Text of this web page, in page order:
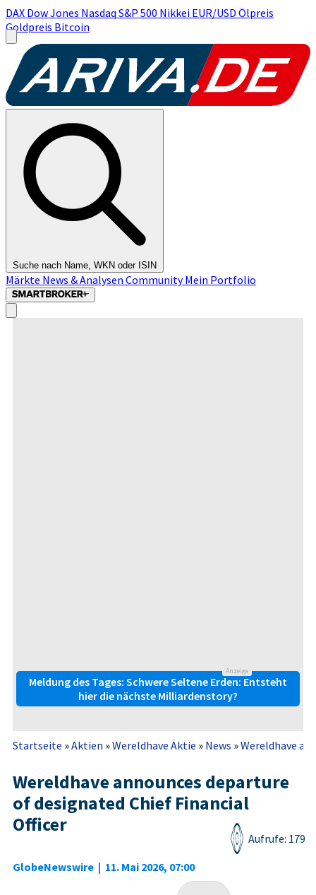
DAX Dow Jones Nasdaq S&P 500 Nikkei EUR/USD Ölpreis
Goldpreis Bitcoin
Suche nach Name, WKN oder ISIN
Märkte News & Analysen CommunityMein Portfolio
Anzeige
Meldung des Tages: Schwere Seltene Erden: Entsteht
hier die nächste Milliardenstory?
Startseite »Aktien »Wereldhave Aktie » News »Wereldhave
Wereldhave announces departure
of designated Chief Financial
Officer
GlobeNewswire | 11. Mai 2026, 07:00
Aufrufe: 179